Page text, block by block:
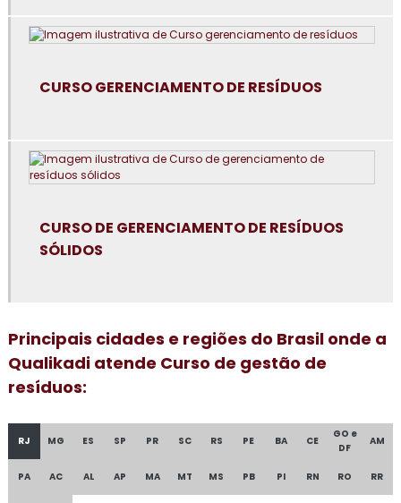
Consultoria em boas práticas em laboratórios
Consultoria em controle de alergênicos
Consultoria em cultura da segurança de alimentos e
qualidade
Consultoria para elaboração do plano de HACCP APPCC
Consultoria para empresa alimentícia
Consultoria em food fraud e food defense
Consultoria em formação de auditor interno
CURSO GERENCIAMENTO DE RESÍDUOS
CURSO DE GERENCIAMENTO DE RESÍDUOS
SÓLIDOS
Principais cidades e regiões do Brasil onde a
Qualikadi atende Curso de gestão de
resíduos:
RJ MG ES SP PR SC RS PE BA CE
GO e
DF
AM
PA AC AL AP MA MT MS PB PI RN RO RR